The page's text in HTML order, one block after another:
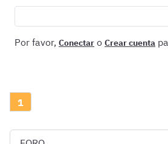
Por favor, Conectar o Crear cuenta
1